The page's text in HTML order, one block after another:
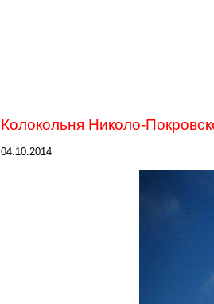
Колокольня Николо-
04.10.2014